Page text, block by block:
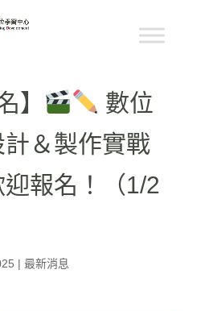
】
數位
＆製作實戰
報名！（1/2
| 最新消息